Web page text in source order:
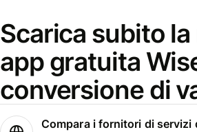
Scarica subito
app gratuita
conversione di
Compara i fornitori di servizi